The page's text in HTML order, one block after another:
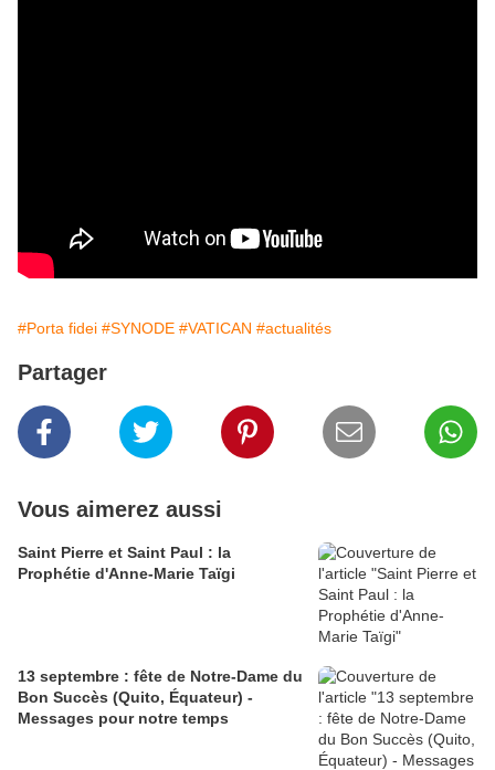
#Porta fidei #SYNODE #VATICAN #actualités
Partager
Vous aimerez aussi
Saint Pierre et Saint Paul : la
Prophétie d'Anne-Marie Taïgi
13 septembre : fête de Notre-Dame du
Bon Succès (Quito, Équateur) -
Messages pour notre temps